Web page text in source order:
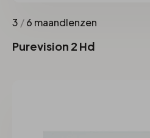
3 /6 maandlenzen
Purevision 2 Hd